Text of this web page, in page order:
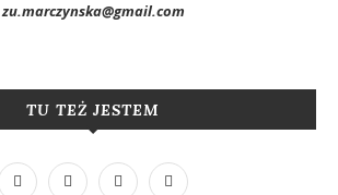
zu.marczynska@gmail.com
TU TEŻ JESTEM